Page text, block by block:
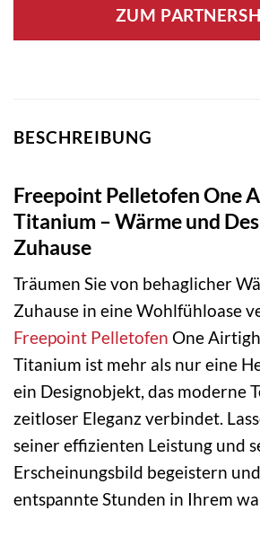
ZUM
BESCHREIBUNG
Freepoint Pelletofen One
Titanium – Wärme und
Zuhause
Träumen Sie von behaglicher
Zuhause in eine Wohlfühloase
Freepoint Pelletofen One
Titanium ist mehr als nur eine
ein Designobjekt, das moderne
zeitloser Eleganz verbindet.
seiner effizienten Leistung und
Erscheinungsbild begeistern
entspannte Stunden in Ihrem